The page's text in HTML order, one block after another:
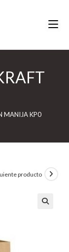
MANIJA KP0
producto